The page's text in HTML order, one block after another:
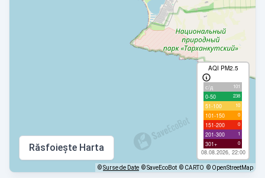
AQI PM2.5
с/д 101
0-50 238
51-100 10
101-150 0
151-200 0
201-300 1
301+ 0
08.08.2026, 22:00
Răsfoiește Harta
©Surse de Date © SaveEcoBot © CARTO © OpenStreetMap